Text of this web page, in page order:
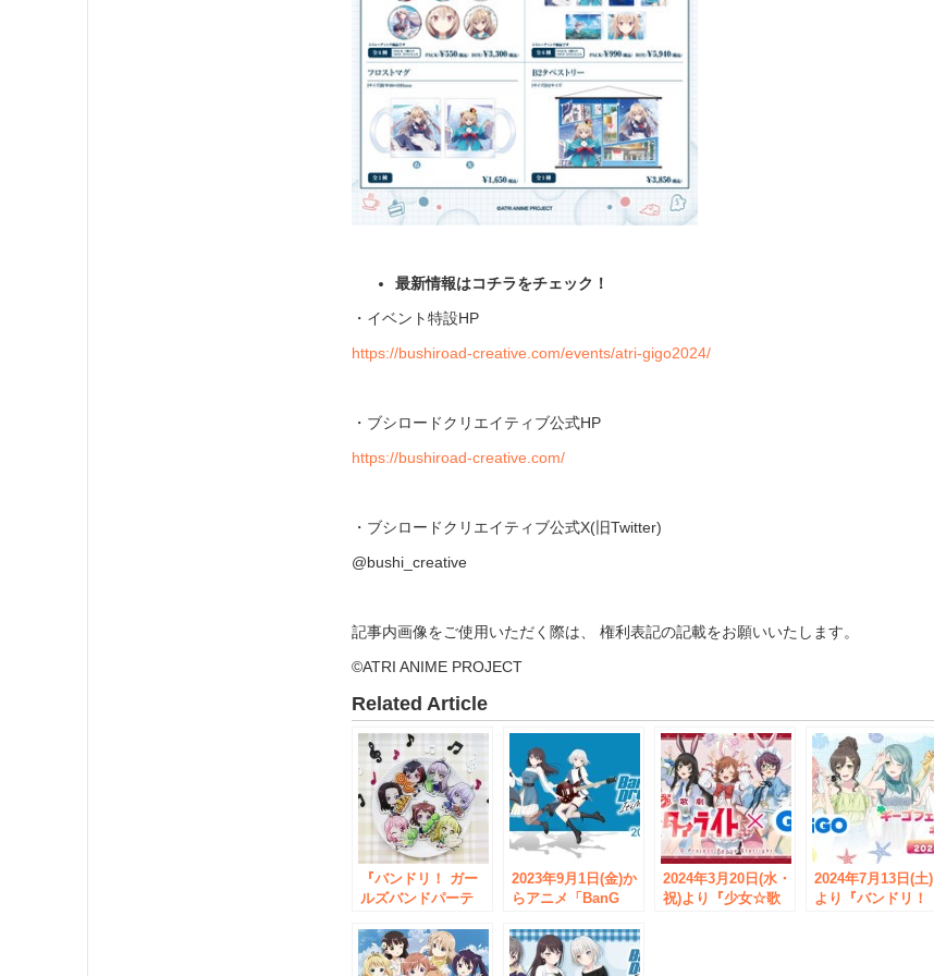
最新情報はコチラをチェック！
・イベント特設HP
https://bushiroad-creative.com/events/atri-gigo2024/
・ブシロードクリエイティブ公式HP
https://bushiroad-creative.com/
・ブシロードクリエイティブ公式X(旧Twitter)
@bushi_creative
記事内画像をご使用いただく際は、 権利表記の記載をお願いいたします。
©ATRI ANIME PROJECT
Related Article
『バンドリ！ ガー
ルズバンドパーテ
のモチーフを“むぎ
ゅっ“としたアクキ
2023年9月1日(金)か
らアニメ「BanG
MyGO!!!!!」×アトレ
秋葉原 POP UP
2024年3月20日(水・
祝)より『少女☆歌
2024年7月13日(土)
より『バンドリ！